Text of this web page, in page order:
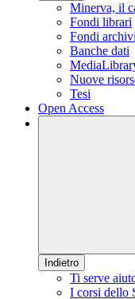
Minerva, il
Fondi librari
Fondi
Banche dati
Nuove
Tesi
Open Access
Indietro
Ti serve
I corsi dello